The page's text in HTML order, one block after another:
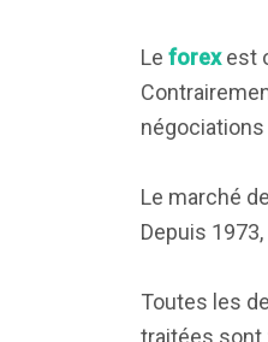
Le forexest
Le marché
Depuis
Toutes les
traitées sont